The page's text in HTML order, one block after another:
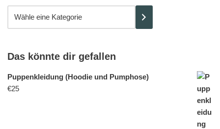
Das könnte dir gefallen
Puppenkleidung (Hoodie und Pumphose)
€25